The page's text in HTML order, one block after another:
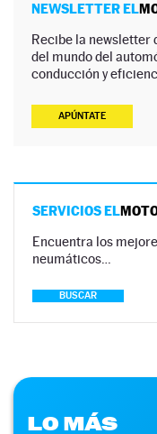
NEWSLETTER EL
Recibe la newsletter
del mundo del
conducción y
APÚNTATE
SERVICIOS EL
Encuentra los
neumáticos…
BUSCAR
LO MÁS